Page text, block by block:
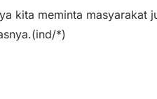
kita meminta masyarakat
*)